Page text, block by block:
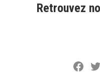
Retrouvez